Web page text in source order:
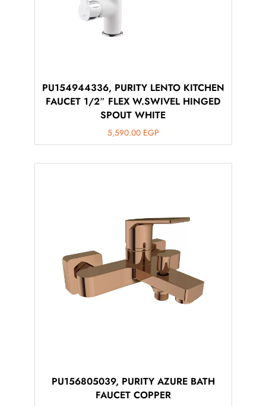
PU154944336, PURITY LENTO KITCHEN
FAUCET 1/2″ FLEX W.SWIVEL HINGED
SPOUT WHITE
5,590.00 EGP
PU156805039, PURITY AZURE BATH
FAUCET COPPER